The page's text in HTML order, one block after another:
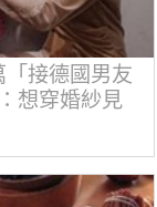
接德國男友
想穿婚紗見